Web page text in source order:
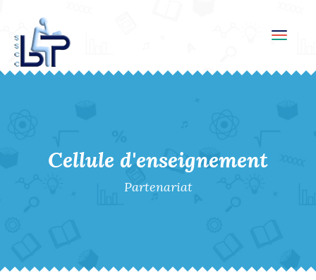
Cellule d'enseignement
Partenariat